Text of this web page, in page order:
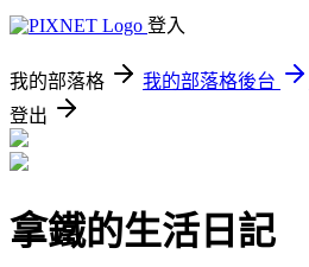
登入
我的部落格 我的部落格後台
登出
拿鐵的生活日記